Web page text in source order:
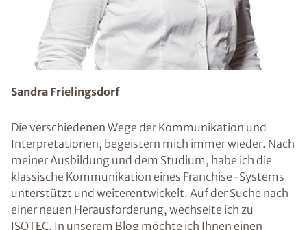
Sandra Frielingsdorf
Die verschiedenen Wege der Kommunikation und
Interpretationen, begeistern mich immer wieder. Nach
meiner Ausbildung und dem Studium, habe ich die
klassische Kommunikation eines Franchise-Systems
unterstützt und weiterentwickelt. Auf der Suche nach
einer neuen Herausforderung, wechselte ich zu
ISOTEC. In unserem Blog möchte ich Ihnen einen